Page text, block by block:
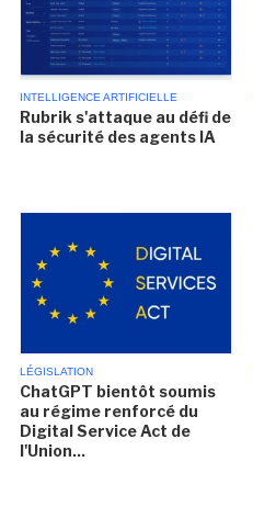
INTELLIGENCE ARTIFICIELLE
Rubrik s'attaque au défi de
la sécurité des agents IA
LÉGISLATION
ChatGPT bientôt soumis
au régime renforcé du
Digital Service Act de
l'Union...